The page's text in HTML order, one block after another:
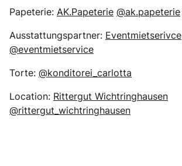
Papeterie: AK.Papeterie @ak.papeterie
Ausstattungspartner: Eventmietserivce
@eventmietservice
Torte: @konditorei_carlotta
Location: Rittergut Wichtringhausen
@rittergut_wichtringhausen